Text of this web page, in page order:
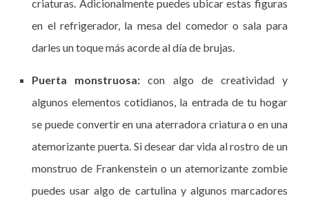
criaturas. Adicionalmente puedes ubicar estas figuras
en el refrigerador, la mesa del comedor o sala para
darles un toque más acorde al día de brujas.
Puerta monstruosa: con algo de creatividad y
algunos elementos cotidianos, la entrada de tu hogar
se puede convertir en una aterradora criatura o en una
atemorizante puerta. Si desear dar vida al rostro de un
monstruo de Frankenstein o un atemorizante zombie
puedes usar algo de cartulina y algunos marcadores